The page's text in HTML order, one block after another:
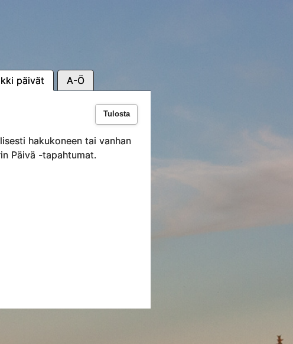
päivät A-Ö
Tulosta
hakukoneen tai vanhan
Päivä -tapahtumat.